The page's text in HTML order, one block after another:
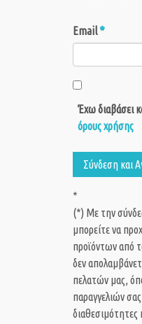
Email*
Έχω διαβάσει
όρους χρήσης
Σύνδεση και
*
(*) Με την
μπορείτε να
προϊόντων από
δεν
πελατών μας,
παραγγελιών
διαθεσιμότητες